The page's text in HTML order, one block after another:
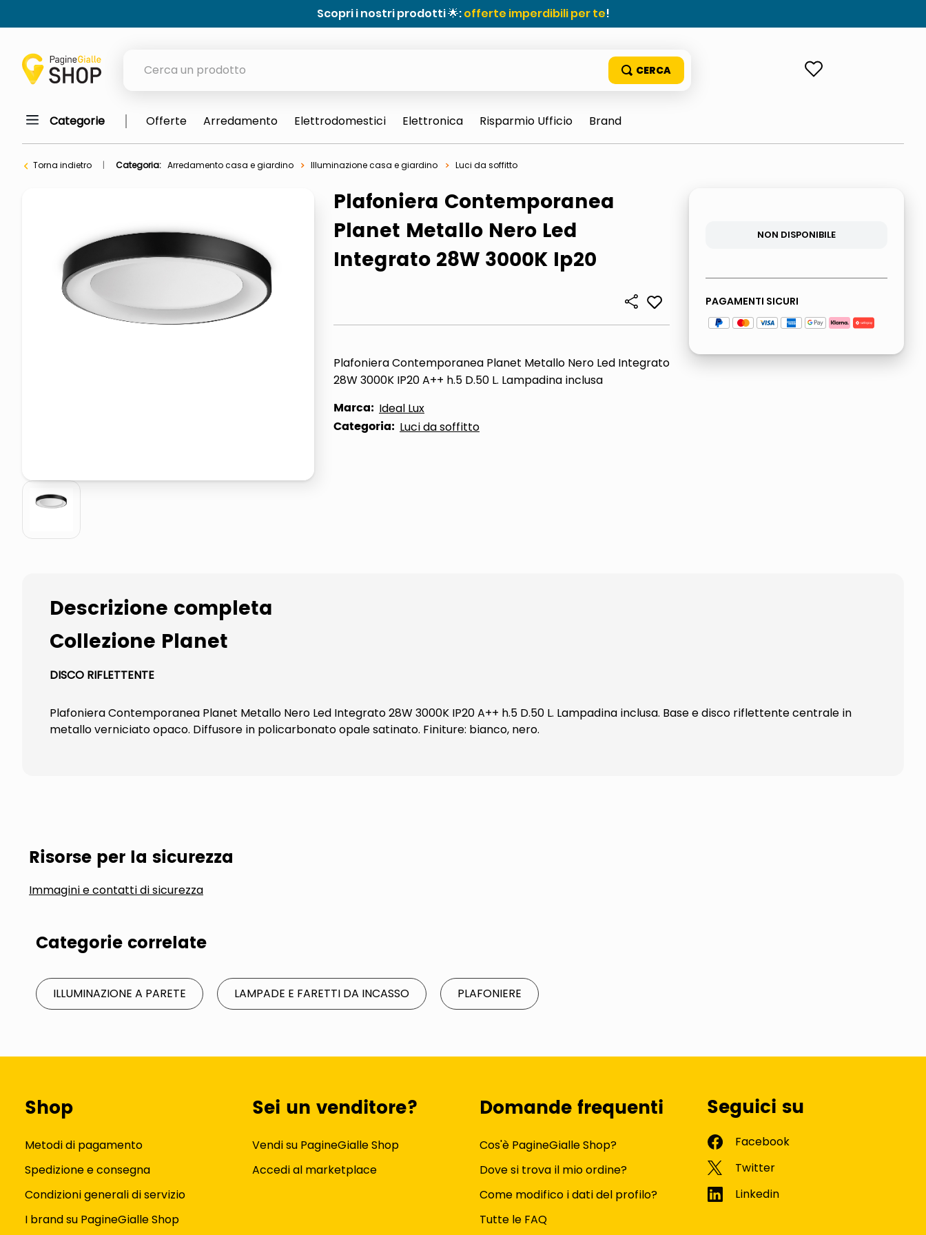
Scopri i nostri prodotti 🌟:offerte imperdibili per te!
orologio parete
elenco
ombrelloni
italia independent occhiali sole 0703 thin rotondo sun
lucidatrice pavimenti
pattumiera raccolta differenziata
Categorie Offerte Arredamento Elettrodomestici Elettronica Risparmio Ufficio Brand
Torna indietro Categoria: Arredamento casa e giardino Illuminazione casa e giardino Luci da soffitto
Plafoniera Contemporanea
Planet Metallo Nero Led
Integrato 28W 3000K Ip20
Plafoniera Contemporanea Planet Metallo Nero Led Integrato
28W 3000K IP20 A++ h.5 D.50 L. Lampadina inclusa
Marca: Ideal Lux
Categoria: Luci da soffitto
NON DISPONIBILE
PAGAMENTI SICURI
Descrizione completa
Collezione Planet
DISCO RIFLETTENTE
Plafoniera Contemporanea Planet Metallo Nero Led Integrato 28W 3000K IP20 A++ h.5 D.50 L. Lampadina inclusa. Base e disco riflettente centrale in
metallo verniciato opaco. Diffusore in policarbonato opale satinato. Finiture: bianco, nero.
Risorse per la sicurezza
Immagini e contatti di sicurezza
Categorie correlate
ILLUMINAZIONE A PARETE LAMPADE E FARETTI DA INCASSO PLAFONIERE
Shop
Metodi di pagamento
Spedizione e consegna
Condizioni generali di servizio
I brand su PagineGialle Shop
Sei un venditore?
Vendi su PagineGialle Shop
Accedi al marketplace
Domande frequenti
Cos'è PagineGialle Shop?
Dove si trova il mio ordine?
Come modifico i dati del profilo?
Tutte le FAQ
Seguici su